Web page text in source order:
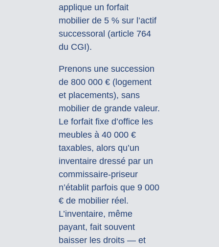
applique un forfait
mobilier de 5 % sur l’actif
successoral (article 764
du CGI).
Prenons une succession
de 800 000 € (logement
et placements), sans
mobilier de grande valeur.
Le forfait fixe d’office les
meubles à 40 000 €
taxables, alors qu’un
inventaire dressé par un
commissaire-priseur
n’établit parfois que 9 000
€ de mobilier réel.
L’inventaire, même
payant, fait souvent
baisser les droits — et